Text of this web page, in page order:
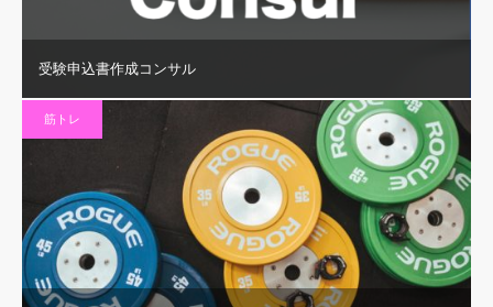
受験申込書作成コンサル
筋トレ